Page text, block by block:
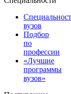
вузов
Подбор
по
профессии
«Лучшие
программы
вузов»